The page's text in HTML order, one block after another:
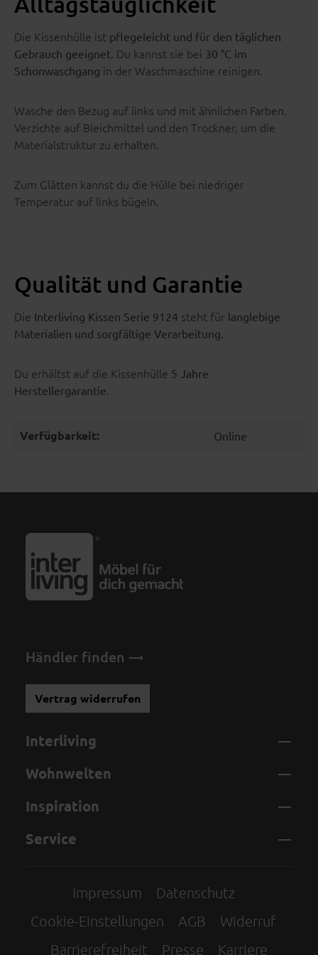
Die Kissenhülle ist pflegeleicht und für den täglichen
Gebrauch geeignet. Du kannst sie bei 30 °C im
Schonwaschgang in der Waschmaschine reinigen.
Wasche den Bezug auf links und mit ähnlichen Farben.
Verzichte auf Bleichmittel und den Trockner, um die
Materialstruktur zu erhalten.
Zum Glätten kannst du die Hülle bei niedriger
Temperatur auf links bügeln.
Qualität und Garantie
Die Interliving Kissen Serie 9124 steht für langlebige
Materialien und sorgfältige Verarbeitung.
Du erhältst auf die Kissenhülle 5 Jahre
Herstellergarantie.
Verfügbarkeit: Online
Händler finden
Vertrag widerrufen
Interliving
Wohnwelten
Inspiration
Service
Impressum
Datenschutz
Cookie-Einstellungen
AGB
Widerruf
Barrierefreiheit
Presse Karriere